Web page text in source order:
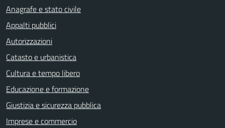
Anagrafe e stato civile
Appalti pubblici
Autorizzazioni
Catasto e urbanistica
Cultura e tempo libero
Educazione e formazione
Giustizia e sicurezza pubblica
Imprese e commercio